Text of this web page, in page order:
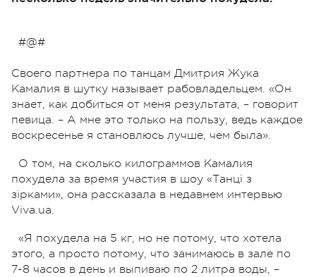
#@#
Своего партнера по танцам Дмитрия Жука
Камалия в шутку называет рабовладельцем. «Он
знает, как добиться от меня результата, – говорит
певица. – А мне это только на пользу, ведь каждое
воскресенье я становлюсь лучше, чем была».
О том, на сколько килограммов Камалия
похудела за время участия в шоу «Танці з
зірками», она рассказала в недавнем интервью
Viva.ua.
«Я похудела на 5 кг, но не потому, что хотела
этого, а просто потому, что занимаюсь в зале по
7-8 часов в день и выпиваю по 2 литра воды, –